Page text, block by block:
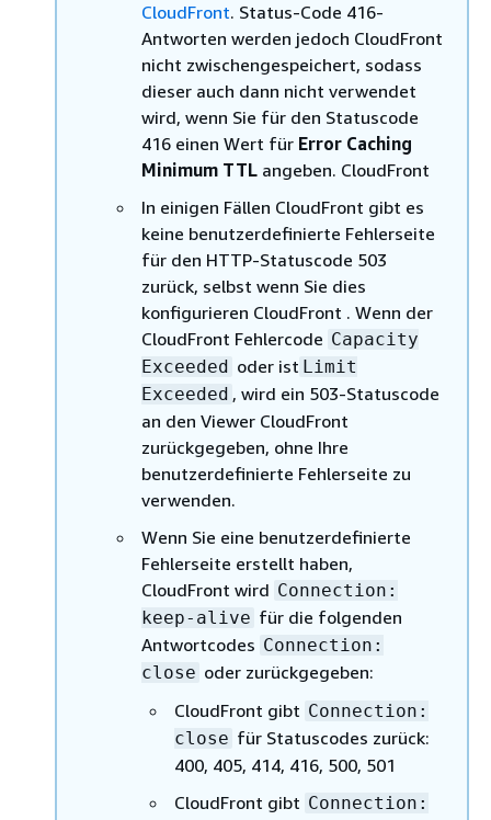
CloudFront. Status-Code 416-
Antworten werden jedoch CloudFront
nicht zwischengespeichert, sodass
dieser auch dann nicht verwendet
wird, wenn Sie für den Statuscode
416 einen Wert für Error Caching
Minimum TTL angeben. CloudFront
In einigen Fällen CloudFront gibt es
keine benutzerdefinierte Fehlerseite
für den HTTP-Statuscode 503
zurück, selbst wenn Sie dies
konfigurieren CloudFront . Wenn der
CloudFront Fehlercode Capacity
Exceeded oder ist Limit
Exceeded , wird ein 503-Statuscode
an den Viewer CloudFront
zurückgegeben, ohne Ihre
benutzerdefinierte Fehlerseite zu
verwenden.
Wenn Sie eine benutzerdefinierte
Fehlerseite erstellt haben,
CloudFront wird Connection:
keep-alive für die folgenden
Antwortcodes Connection:
close oder zurückgegeben:
CloudFront gibt Connection:
close für Statuscodes zurück:
400, 405, 414, 416, 500, 501
CloudFront gibt Connection: